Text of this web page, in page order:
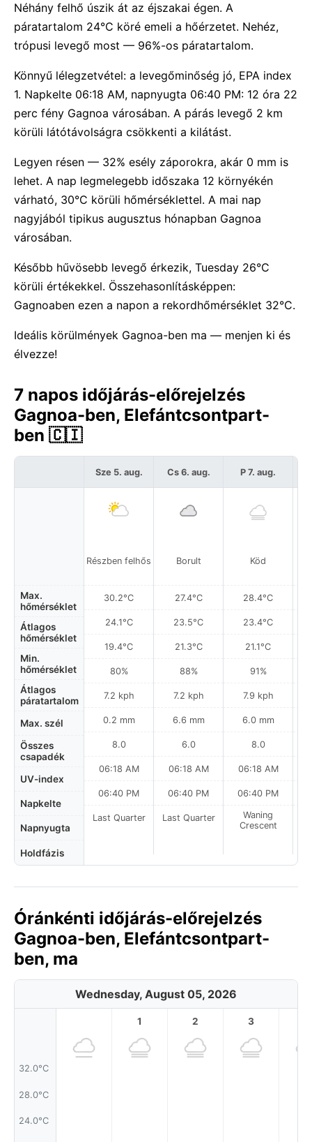
Néhány felhő úszik át az éjszakai égen. A
páratartalom 24°C köré emeli a hőérzetet. Nehéz,
trópusi levegő most — 96%-os páratartalom.
Könnyű lélegzetvétel: a levegőminőség jó, EPA index
1. Napkelte 06:18 AM, napnyugta 06:40 PM: 12 óra 22
perc fény Gagnoa városában. A párás levegő 2 km
körüli látótávolságra csökkenti a kilátást.
Legyen résen — 32% esély záporokra, akár 0 mm is
lehet. A nap legmelegebb időszaka 12 környékén
várható, 30°C körüli hőmérséklettel. A mai nap
nagyjából tipikus augusztus hónapban Gagnoa
városában.
Később hűvösebb levegő érkezik, Tuesday 26°C
körüli értékekkel. Összehasonlításképpen:
Gagnoaben ezen a napon a rekordhőmérséklet 32°C.
Ideális körülmények Gagnoa-ben ma — menjen ki és
élvezze!
7 napos időjárás-előrejelzés
Gagnoa-ben, Elefántcsontpart-
ben 🇨🇮
Max.
hőmérséklet
Átlagos
hőmérséklet
Min.
hőmérséklet
Átlagos
páratartalom
Max. szél
Összes
csapadék
UV-index
Napkelte
Napnyugta
Holdfázis
Sze 5. aug.
Részben felhős
30.2°C
24.1°C
19.4°C
80%
7.2 kph
0.2 mm
8.0
06:18 AM
06:40 PM
Last Quarter
Cs 6. aug.
Borult
27.4°C
23.5°C
21.3°C
88%
7.2 kph
6.6 mm
6.0
06:18 AM
06:40 PM
Last Quarter
P 7. aug.
Köd
28.4°C
23.4°C
21.1°C
91%
7.9 kph
6.0 mm
8.0
06:18 AM
06:40 PM
Waning
Crescent
Óránkénti időjárás-előrejelzés
Gagnoa-ben, Elefántcsontpart-
ben, ma
Wednesday, August 05, 2026
32.0°C
28.0°C
24.0°C
1 2 3